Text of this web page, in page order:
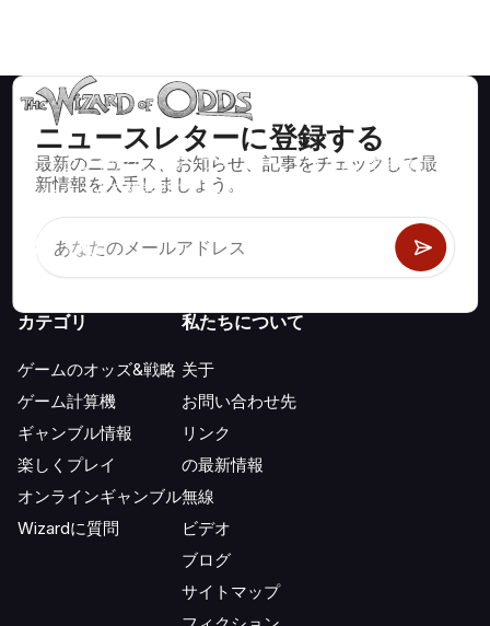
ニュースレターに登録する
最新のニュース、お知らせ、記事をチェックして最
新情報を入手しましょう。
ブラックジャック、クラップス、ルーレットなど、数百種類の
カジノゲームで数学的に正しい戦略と情報。
カテゴリ
ゲームのオッズ&戦略
ゲーム計算機
ギャンブル情報
楽しくプレイ
オンラインギャンブル
Wizardに質問
私たちについて
关于
お問い合わせ先
リンク
の最新情報
無線
ビデオ
ブログ
サイトマップ